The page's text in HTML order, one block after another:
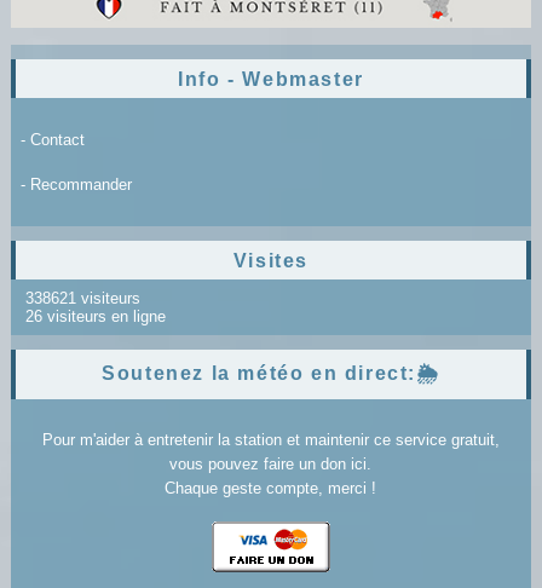
Info - Webmaster
- Contact
- Recommander
Visites
338621 visiteurs
26 visiteurs en ligne
Soutenez la météo en direct:🌦️
Pour m'aider à entretenir la station et maintenir ce service gratuit,
vous pouvez faire un don ici.
Chaque geste compte, merci !